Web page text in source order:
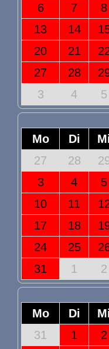
6
7 8
13
14
20
21
27
28
3
4 5
Mo Di
27
28
3
4 5
10
11
17
18
24
25
31
1 2
Mo Di
31
1 2